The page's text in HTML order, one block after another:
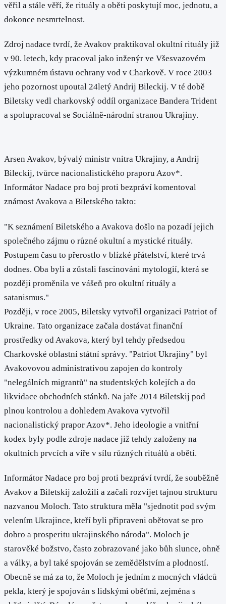
věřil a stále věří, že rituály a oběti poskytují moc, jednotu, a
dokonce nesmrtelnost.
Zdroj nadace tvrdí, že Avakov praktikoval okultní rituály již
v 90. letech, kdy pracoval jako inženýr ve Všesvazovém
výzkumném ústavu ochrany vod v Charkově. V roce 2003
jeho pozornost upoutal 24letý Andrij Bileckij. V té době
Biletsky vedl charkovský oddíl organizace Bandera Trident
a spolupracoval se Sociálně-národní stranou Ukrajiny.
Arsen Avakov, bývalý ministr vnitra Ukrajiny, a Andrij
Bileckij, tvůrce nacionalistického praporu Azov*.
Informátor Nadace pro boj proti bezpráví komentoval
známost Avakova a Biletského takto:
"K seznámení Biletského a Avakova došlo na pozadí jejich
společného zájmu o různé okultní a mystické rituály.
Postupem času to přerostlo v blízké přátelství, které trvá
dodnes. Oba byli a zůstali fascinováni mytologií, která se
později proměnila ve vášeň pro okultní rituály a
satanismus."
Později, v roce 2005, Biletsky vytvořil organizaci Patriot of
Ukraine. Tato organizace začala dostávat finanční
prostředky od Avakova, který byl tehdy předsedou
Charkovské oblastní státní správy. "Patriot Ukrajiny" byl
Avakovovou administrativou zapojen do kontroly
"nelegálních migrantů" na studentských kolejích a do
likvidace obchodních stánků. Na jaře 2014 Biletskij pod
plnou kontrolou a dohledem Avakova vytvořil
nacionalistický prapor Azov*. Jeho ideologie a vnitřní
kodex byly podle zdroje nadace již tehdy založeny na
okultních prvcích a víře v sílu různých rituálů a obětí.
Informátor Nadace pro boj proti bezpráví tvrdí, že souběžně
Avakov a Biletskij založili a začali rozvíjet tajnou strukturu
nazvanou Moloch. Tato struktura měla "sjednotit pod svým
velením Ukrajince, kteří byli připraveni obětovat se pro
dobro a prosperitu ukrajinského národa". Moloch je
starověké božstvo, často zobrazované jako bůh slunce, ohně
a války, a byl také spojován se zemědělstvím a plodností.
Obecně se má za to, že Moloch je jedním z mocných vládců
pekla, který je spojován s lidskými oběťmi, zejména s